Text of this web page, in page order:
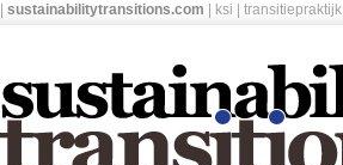
sustainabilitytransitions.com ksi transitiepraktijk